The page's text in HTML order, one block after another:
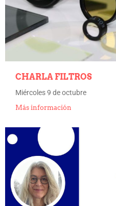
CHARLA FILTROS
Miércoles 9 de octubre
Más información